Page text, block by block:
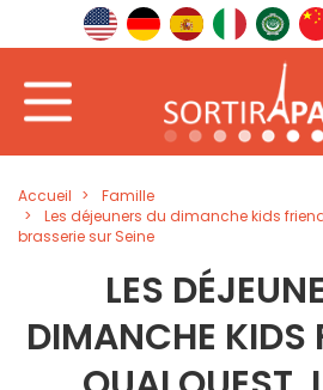
Accueil
Famille
Les déjeuners du dimanche kids
brasserie sur Seine
LES
DIMANCHE KIDS